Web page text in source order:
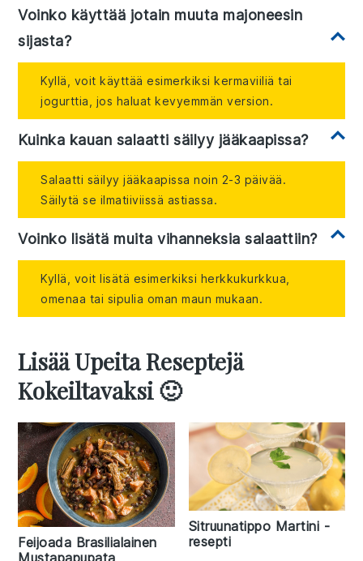
Voinko käyttää jotain muuta majoneesin
sijasta?
Kyllä, voit käyttää esimerkiksi kermaviiliä tai
jogurttia, jos haluat kevyemmän version.
Kuinka kauan salaatti säilyy jääkaapissa?
Salaatti säilyy jääkaapissa noin 2-3 päivää.
Säilytä se ilmatiiviissä astiassa.
Voinko lisätä muita vihanneksia salaattiin?
Kyllä, voit lisätä esimerkiksi herkkukurkkua,
omenaa tai sipulia oman maun mukaan.
Lisää Upeita Reseptejä
Kokeiltavaksi 🙂
Feijoada Brasilialainen
Sitruunatippo Martini -
resepti